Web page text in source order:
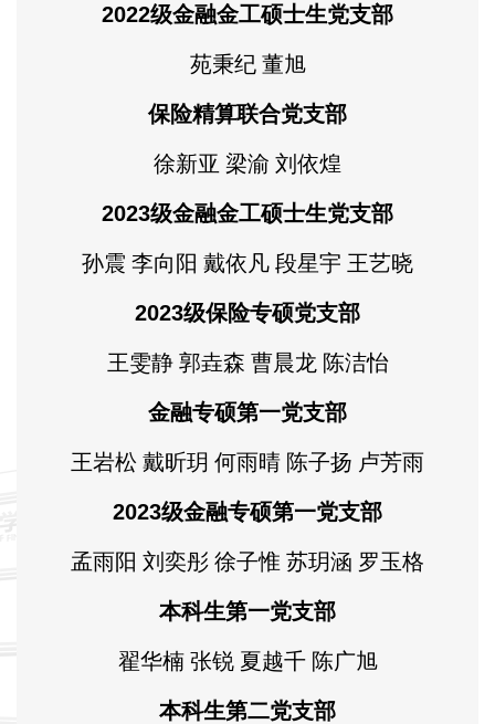
2022级金融金工硕士生党支部
苑秉纪 董旭
保险精算联合党支部
徐新亚 梁渝 刘依煌
2023级金融金工硕士生党支部
孙震 李向阳 戴依凡 段星宇 王艺晓
2023级保险专硕党支部
王雯静 郭垚森 曹晨龙 陈洁怡
金融专硕第一党支部
王岩松 戴昕玥 何雨晴 陈子扬 卢芳雨
2023级金融专硕第一党支部
孟雨阳 刘奕彤 徐子惟 苏玥涵 罗玉格
本科生第一党支部
翟华楠 张锐 夏越千 陈广旭
本科生第二党支部